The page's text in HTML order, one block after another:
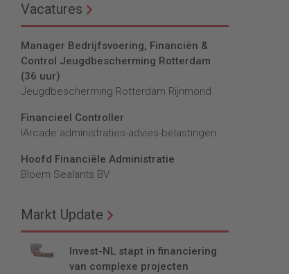
Vacatures
Manager Bedrijfsvoering, Financiën &
Control Jeugdbescherming Rotterdam
(36 uur)
Jeugdbescherming Rotterdam Rijnmond
Financieel Controller
lArcade administraties-advies-belastingen
Hoofd Financiële Administratie
Bloem Sealants BV
Markt Update
Invest-NL stapt in financiering
van complexe projecten